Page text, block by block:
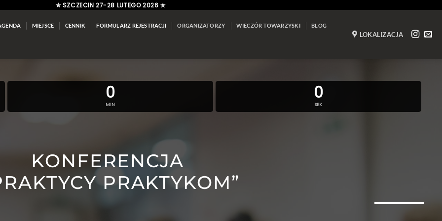
✮ SZCZECIN 27-28 LUTEGO 2026 ✮
MIEJSCE CENNIK FORMULARZ REJESTRACJI ORGANIZATORZY WIECZÓR TOWARZYSKI BLOG
LOKALIZACJA
0
MIN
0
SEK
KONFERENCJA
PRAKTYKOM”